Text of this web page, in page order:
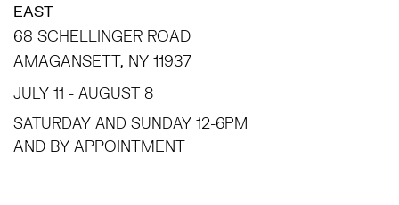
EAST
68 SCHELLINGER ROAD
AMAGANSETT, NY 11937
JULY 11 - AUGUST 8
SATURDAY AND SUNDAY 12-6PM
AND BY APPOINTMENT